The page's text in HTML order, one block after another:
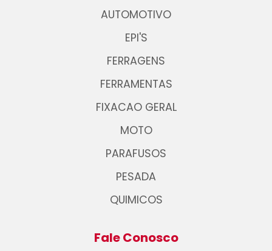
AUTOMOTIVO
EPI'S
FERRAGENS
FERRAMENTAS
FIXACAO GERAL
MOTO
PARAFUSOS
PESADA
QUIMICOS
Fale Conosco